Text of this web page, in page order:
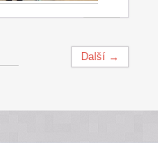
Další →